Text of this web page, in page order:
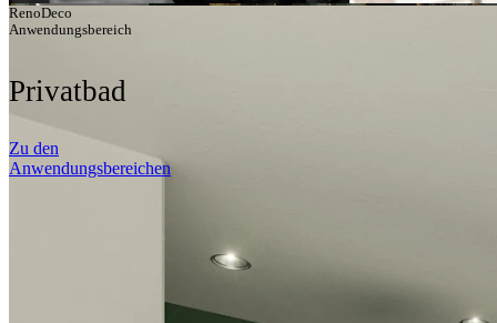
RenoDeco
Anwendungsbereich
Privatbad
Zu den
Anwendungsbereichen